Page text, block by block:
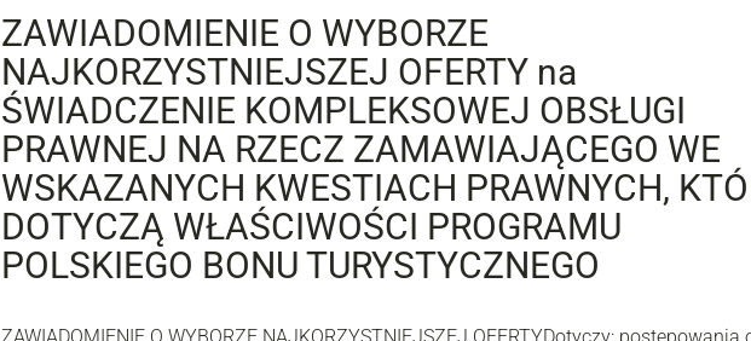
ZAWIADOMIENIE O WYBORZE
NAJKORZYSTNIEJSZEJ OFERTY na
ŚWIADCZENIE KOMPLEKSOWEJ OBSŁUGI
PRAWNEJ NA RZECZ ZAMAWIAJĄCEGO WE
WSKAZANYCH KWESTIACH PRAWNYCH,
DOTYCZĄ WŁAŚCIWOŚCI PROGRAMU
POLSKIEGO BONU TURYSTYCZNEGO